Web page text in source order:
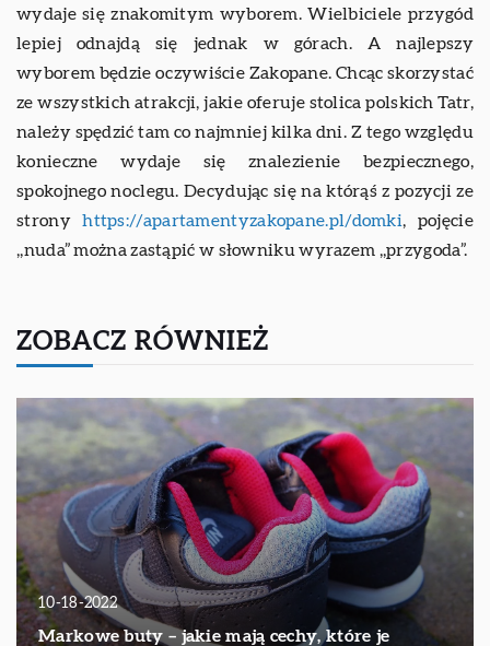
wydaje się znakomitym wyborem. Wielbiciele przygód
lepiej odnajdą się jednak w górach. A najlepszy
wyborem będzie oczywiście Zakopane. Chcąc skorzystać
ze wszystkich atrakcji, jakie oferuje stolica polskich Tatr,
należy spędzić tam co najmniej kilka dni. Z tego względu
konieczne wydaje się znalezienie bezpiecznego,
spokojnego noclegu. Decydując się na którąś z pozycji ze
stronyhttps://apartamentyzakopane.pl/domki, pojęcie
,,nuda” można zastąpić w słowniku wyrazem ,,przygoda”.
ZOBACZ RÓWNIEŻ
10-18-2022
Markowe buty – jakie mają cechy, które je